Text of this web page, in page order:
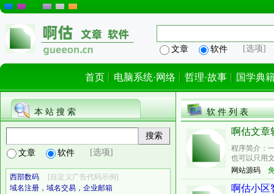
文章 软件 [选项]
首页 电脑系统·网络 哲理·故事 国学典
本 站 搜 索
文章 软件 [选项]
西部数码
[自定义广告代码示例]
域名注册，域名交易，企业邮箱
软 件 列 表
啊估文章
程序简介：
也可以只用
网站源码
啊估小区